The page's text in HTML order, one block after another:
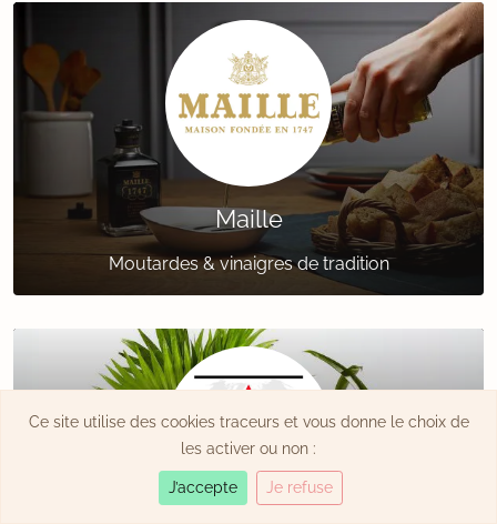
Maille
Moutardes & vinaigres de tradition
Ce site utilise des cookies traceurs et vous donne le choix de
les activer ou non :
J’accepte Je refuse